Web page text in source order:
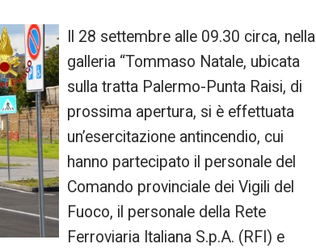
Il 28 settembre alle 09.30 circa, nella
galleria “Tommaso Natale, ubicata
sulla tratta Palermo-Punta Raisi, di
prossima apertura, si è effettuata
un’esercitazione antincendio, cui
hanno partecipato il personale del
Comando provinciale dei Vigili del
Fuoco, il personale della Rete
Ferroviaria Italiana S.p.A. (RFI) e